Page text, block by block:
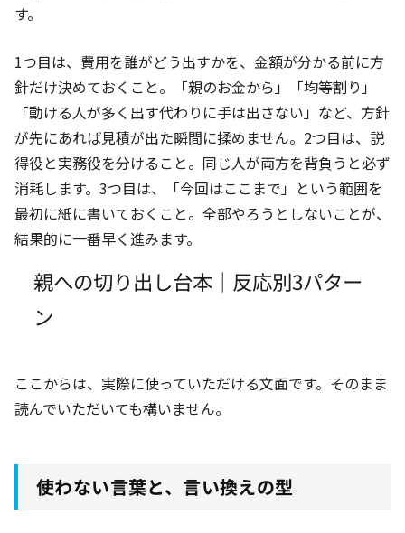
す。
1つ目は、費用を誰がどう出すかを、金額が分かる前に方
針だけ決めておくこと。「親のお金から」「均等割り」
「動ける人が多く出す代わりに手は出さない」など、方針
が先にあれば見積が出た瞬間に揉めません。2つ目は、説
得役と実務役を分けること。同じ人が両方を背負うと必ず
消耗します。3つ目は、「今回はここまで」という範囲を
最初に紙に書いておくこと。全部やろうとしないことが、
結果的に一番早く進みます。
親への切り出し台本｜反応別3パター
ン
ここからは、実際に使っていただける文面です。そのまま
読んでいただいても構いません。
使わない言葉と、言い換えの型